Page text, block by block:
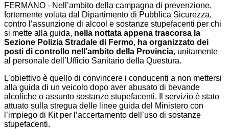
FERMANO - Nell’ambito della campagna di prevenzione,
fortemente voluta dal Dipartimento di Pubblica Sicurezza,
contro l’assunzione di alcool e sostanze stupefacenti per chi
si mette alla guida, nella nottata appena trascorsa la
Sezione Polizia Stradale di Fermo, ha organizzato dei
posti di controllo nell’ambito della Provincia, unitamente
al personale dell’Ufficio Sanitario della Questura.
L’obiettivo è quello di convincere i conducenti a non mettersi
alla guida di un veicolo dopo aver abusato di bevande
alcoliche o assunto sostanze stupefacenti. Il servizio è stato
attuato sulla stregua delle linee guida del Ministero con
l’impiego di Kit per l’accertamento dell’uso di sostanze
stupefacenti.